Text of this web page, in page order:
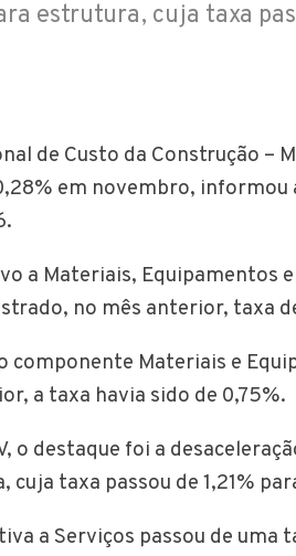
estrutura, cuja taxa
de Custo da Construção –
em novembro, informou
a Materiais, Equipamentos
no mês anterior, taxa
componente Materiais e
a taxa havia sido de 0,75%.
o destaque foi a
cuja taxa passou de 1,21%
a Serviços passou de uma